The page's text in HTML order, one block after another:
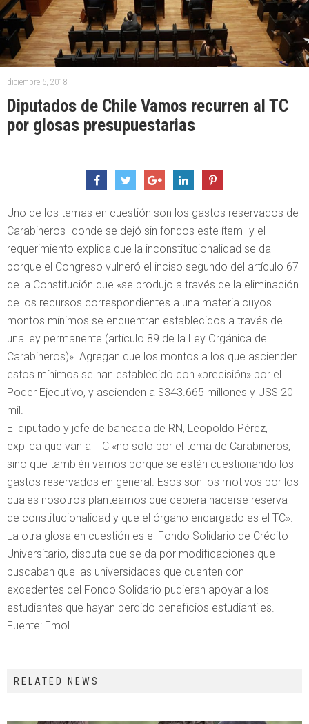
diciembre 5, 2018
Diputados de Chile Vamos recurren al TC
por glosas presupuestarias
Uno de los temas en cuestión son los gastos reservados de
Carabineros -donde se dejó sin fondos este ítem- y el
requerimiento explica que la inconstitucionalidad se da
porque el Congreso vulneró el inciso segundo del artículo 67
de la Constitución que «se produjo a través de la eliminación
de los recursos correspondientes a una materia cuyos
montos mínimos se encuentran establecidos a través de
una ley permanente (artículo 89 de la Ley Orgánica de
Carabineros)». Agregan que los montos a los que ascienden
estos mínimos se han establecido con «precisión» por el
Poder Ejecutivo, y ascienden a $343.665 millones y US$ 20
mil.
El diputado y jefe de bancada de RN, Leopoldo Pérez,
explica que van al TC «no solo por el tema de Carabineros,
sino que también vamos porque se están cuestionando los
gastos reservados en general. Esos son los motivos por los
cuales nosotros planteamos que debiera hacerse reserva
de constitucionalidad y que el órgano encargado es el TC».
La otra glosa en cuestión es el Fondo Solidario de Crédito
Universitario, disputa que se da por modificaciones que
buscaban que las universidades que cuenten con
excedentes del Fondo Solidario pudieran apoyar a los
estudiantes que hayan perdido beneficios estudiantiles.
Fuente: Emol
RELATED NEWS